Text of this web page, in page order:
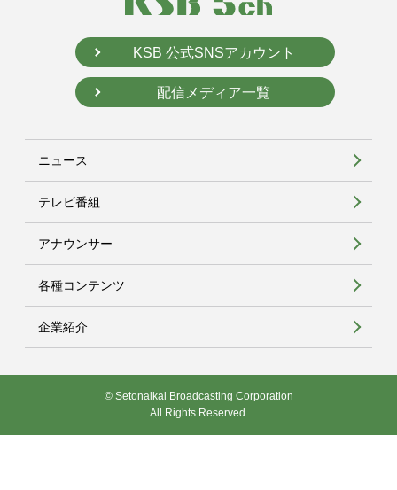
KSB 公式SNSアカウント
配信メディア一覧
ニュース
テレビ番組
アナウンサー
各種コンテンツ
企業紹介
© Setonaikai Broadcasting Corporation
All Rights Reserved.